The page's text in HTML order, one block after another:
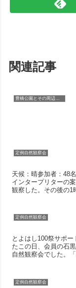
関連記事
豊橋公園とその周辺の自然探索
定例自然観察会
天候：晴参加者：48
インタープリターの
観察した。その後の1
分かれて、より深く
定例自然観察会
とよはし100祭サポ
たこの日、会員の石
自然観察会でした。
定例自然観察会